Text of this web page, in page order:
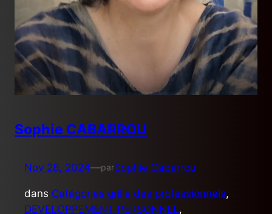
Sophie CABARROU
Nov 28, 2024—parSophie Cabarrou
dans Catégories grille des professionnels
DEVELOPPEMENT PERSONNEL